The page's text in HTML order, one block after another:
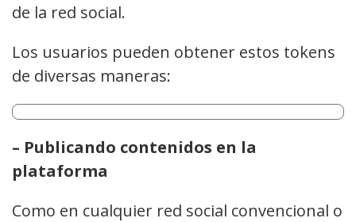
de la red social.
Los usuarios pueden obtener estos tokens
de diversas maneras:
– Publicando contenidos en la
plataforma
Como en cualquier red social convencional o